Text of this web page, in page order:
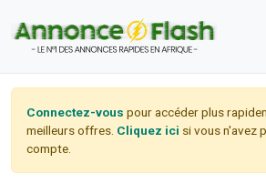
Connectez-vous pour accéder plus
meilleurs offres. Cliquez ici si vous n'avez
compte.